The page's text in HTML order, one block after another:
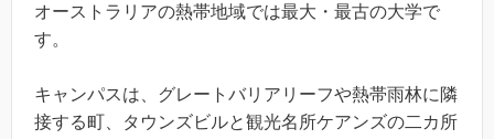
オーストラリアの熱帯地域では最大・最古の大学で
す。
キャンパスは、グレートバリアリーフや熱帯雨林に隣
接する町、タウンズビルと観光名所ケアンズの二カ所